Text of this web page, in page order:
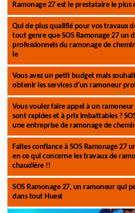
Ramonage 27 est le prestataire le plus
Qui de plus qualifié pour vos travaux
tout genre que SOS Ramonage 27 un
professionnels du ramonage de
le
Vous avez un petit budget mais
obtenir les services d’un ramoneur
Vous voulez faire appel à un ramoneur
sont rapides et à prix imbattables ?
une entreprise de ramonage de
Faites confiance à SOS Ramonage 27
en ce qui concerne les travaux de
chaudière !!
SOS Ramonage 27, un ramoneur qui
dans tout Huest